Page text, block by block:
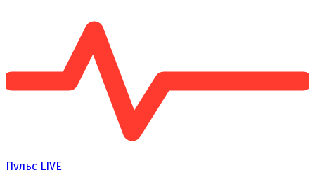
Пульс LIVE